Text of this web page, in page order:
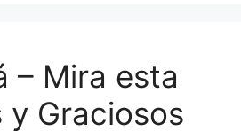
– Mira esta
Graciosos